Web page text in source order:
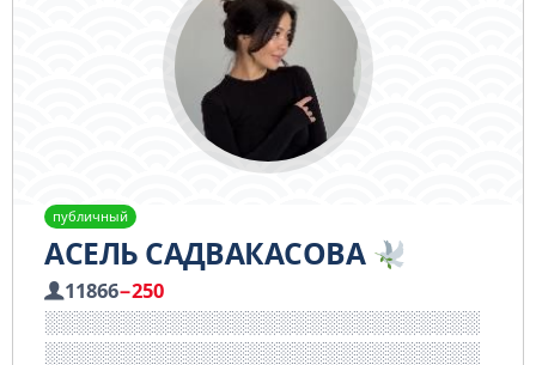
публичный
АСЕЛЬ САДВАКАСОВА
11866−250